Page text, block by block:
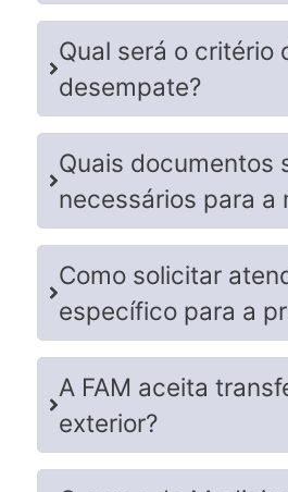
Qual será o critério
desempate?
Quais documentos
necessários para a
Como solicitar
específico para a
A FAM aceita
exterior?